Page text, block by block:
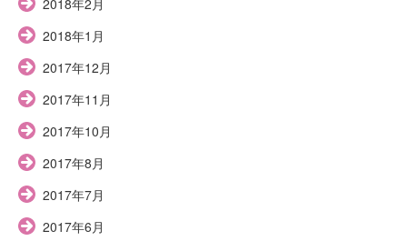
2018年1月
2017年12月
2017年11月
2017年10月
2017年8月
2017年7月
2017年6月